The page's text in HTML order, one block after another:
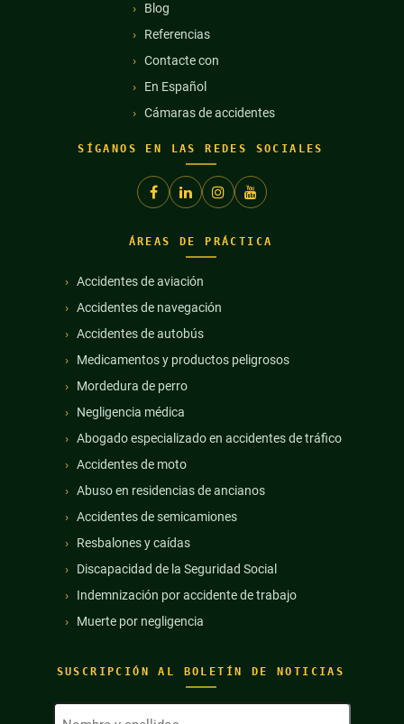
Blog
Referencias
Contacte con
En Español
Cámaras de accidentes
SÍGANOS EN LAS REDES SOCIALES
SUSCRIPCIÓN AL BOLETÍN DE NOTICIAS
ÁREAS DE PRÁCTICA
Accidentes de aviación
Accidentes de navegación
Accidentes de autobús
Medicamentos y productos peligrosos
Mordedura de perro
Negligencia médica
Abogado especializado en accidentes de tráfico
Accidentes de moto
Abuso en residencias de ancianos
Accidentes de semicamiones
Resbalones y caídas
Discapacidad de la Seguridad Social
Indemnización por accidente de trabajo
Muerte por negligencia